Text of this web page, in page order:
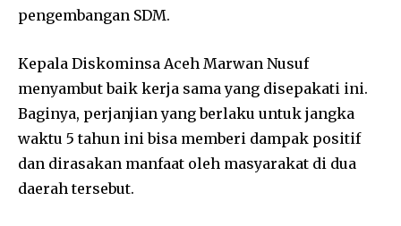
pengembangan SDM.
Kepala Diskominsa Aceh Marwan Nusuf
menyambut baik kerja sama yang disepakati ini.
Baginya, perjanjian yang berlaku untuk jangka
waktu 5 tahun ini bisa memberi dampak positif
dan dirasakan manfaat oleh masyarakat di dua
daerah tersebut.